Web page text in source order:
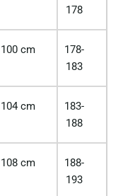
178
100 cm
178-
183
104 cm
183-
188
108 cm
188-
193